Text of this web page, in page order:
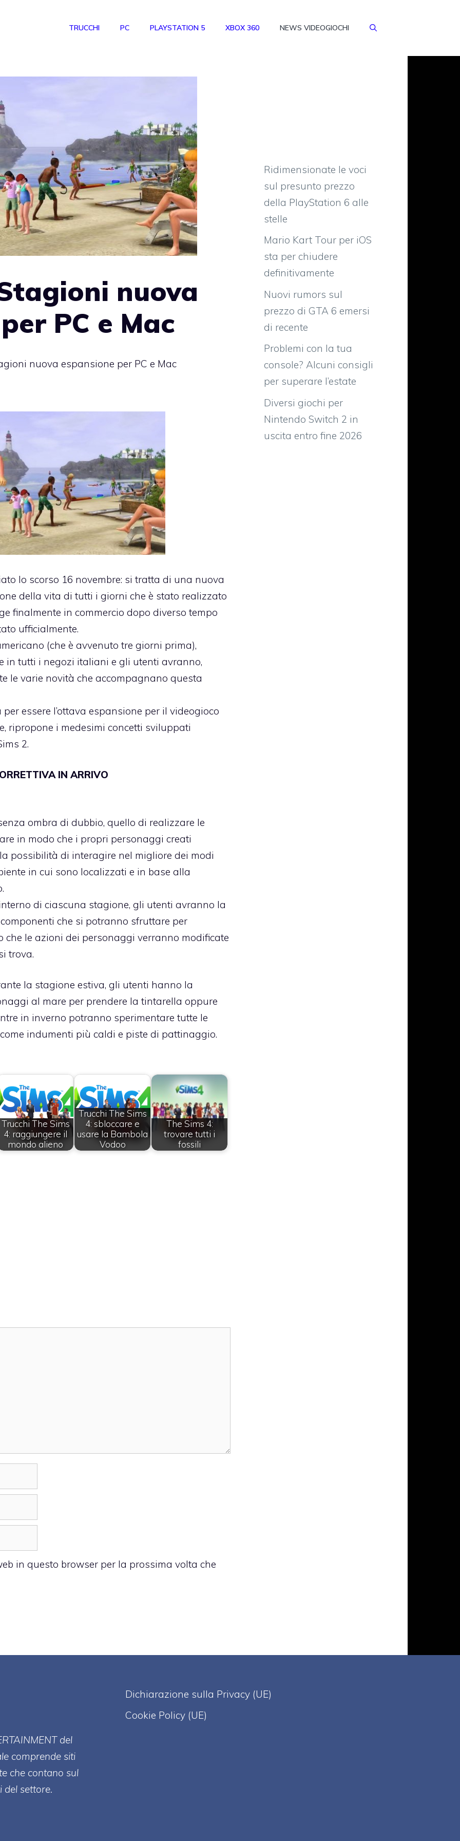
TRUCCHI PC PLAYSTATION 5 XBOX 360 NEWS VIDEOGIOCHI
nuova
PC e Mac
nuova espansione per PC e Mac
lo scorso 16 novembre: si tratta di una nuova
della vita di tutti i giorni che è stato realizzato
finalmente in commercio dopo diverso tempo
ufficialmente.
(che è avvenuto tre giorni prima),
in tutti i negozi italiani e gli utenti avranno,
le varie novità che accompagnano questa
essere l’ottava espansione per il videogioco
ripropone i medesimi concetti sviluppati
2.
IN ARRIVO
ombra di dubbio, quello di realizzare le
in modo che i propri personaggi creati
possibilità di interagire nel migliore dei modi
in cui sono localizzati e in base alla
di ciascuna stagione, gli utenti avranno la
che si potranno sfruttare per
che le azioni dei personaggi verranno modificate
trova.
la stagione estiva, gli utenti hanno la
al mare per prendere la tintarella oppure
in inverno potranno sperimentare tutte le
indumenti più caldi e piste di pattinaggio.
Trucchi The Sims
4: raggiungere il
mondo alieno
Trucchi The Sims
4: sbloccare e
usare la Bambola
Vodoo
The Sims 4:
trovare tutti i
fossili
in questo browser per la prossima volta che
Ridimensionate le voci
sul presunto prezzo
della PlayStation 6 alle
stelle
Mario Kart Tour per iOS
sta per chiudere
definitivamente
Nuovi rumors sul
prezzo di GTA 6 emersi
di recente
Problemi con la tua
console? Alcuni consigli
per superare l’estate
Diversi giochi per
Nintendo Switch 2 in
uscita entro fine 2026
AINMENT del
comprende siti
che contano sul
del settore.
Dichiarazione sulla Privacy (UE)
Cookie Policy (UE)